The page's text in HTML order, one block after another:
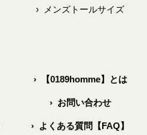
› メンズトールサイズ
›【0189homme】とは
›お問い合わせ
› よくある質問【FAQ】